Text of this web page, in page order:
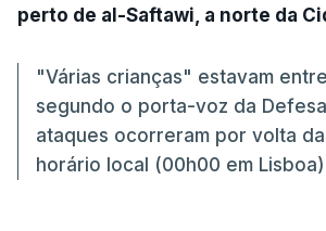
perto de al-Saftawi, a norte da
"Várias crianças" estavam
segundo o porta-voz da
ataques ocorreram por volta
horário local (00h00 em